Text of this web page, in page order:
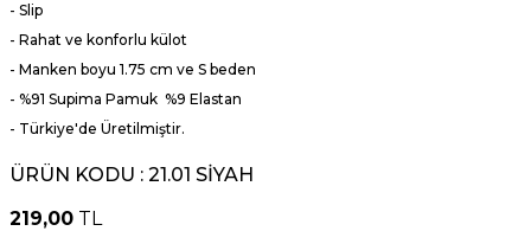
- Slip
- Rahat ve konforlu külot
- Manken boyu 1.75 cm ve S beden
- %91 Supima Pamuk %9 Elastan
- Türkiye'de Üretilmiştir.
ÜRÜN KODU : 21.01 SİYAH
219,00 TL